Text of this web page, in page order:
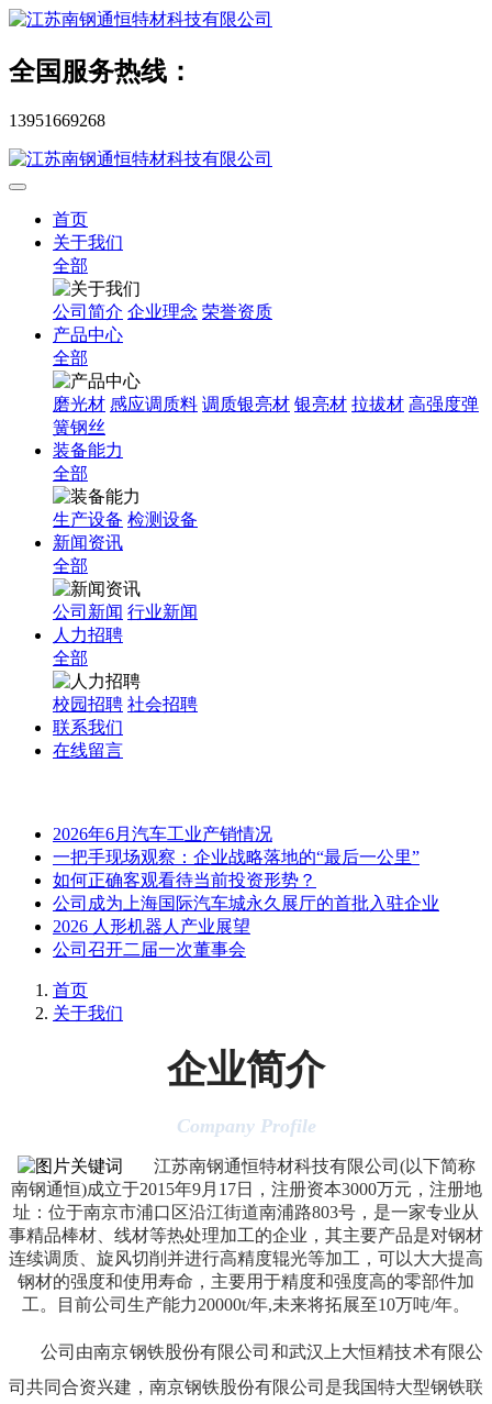
全国服务热线：
13951669268
首页
关于我们
全部
公司简介 企业理念 荣誉资质
产品中心
全部
磨光材 感应调质料 调质银亮材 银亮材 拉拔材 高强度弹
簧钢丝
装备能力
全部
生产设备 检测设备
新闻资讯
全部
公司新闻 行业新闻
人力招聘
全部
校园招聘 社会招聘
联系我们
在线留言
2026年6月汽车工业产销情况
一把手现场观察：企业战略落地的“最后一公里”
如何正确客观看待当前投资形势？
公司成为上海国际汽车城永久展厅的首批入驻企业
2026 人形机器人产业展望
公司召开二届一次董事会
首页
关于我们
企业简介
Company Profile
江苏南钢通恒特材科技有限公司(以下简称
南钢通恒)成立于2015年9月17日，注册资本3000万元，注册地
址：位于南京市浦口区沿江街道南浦路803号，是一家专业从
事精品棒材、线材等热处理加工的企业，其主要产品是对钢材
连续调质、旋风切削并进行高精度辊光等加工，可以大大提高
钢材的强度和使用寿命，主要用于精度和强度高的零部件加
工。目前公司生产能力20000t/年,未来将拓展至10万吨/年。
公司由南京钢铁股份有限公司和武汉上大恒精技术有限公
司共同合资兴建，南京钢铁股份有限公司是我国特大型钢铁联